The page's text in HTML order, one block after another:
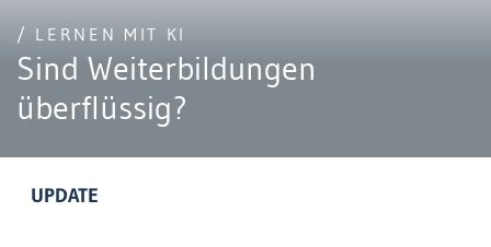
/ LERNEN MIT KI
Sind Weiterbildungen
überflüssig?
UPDATE